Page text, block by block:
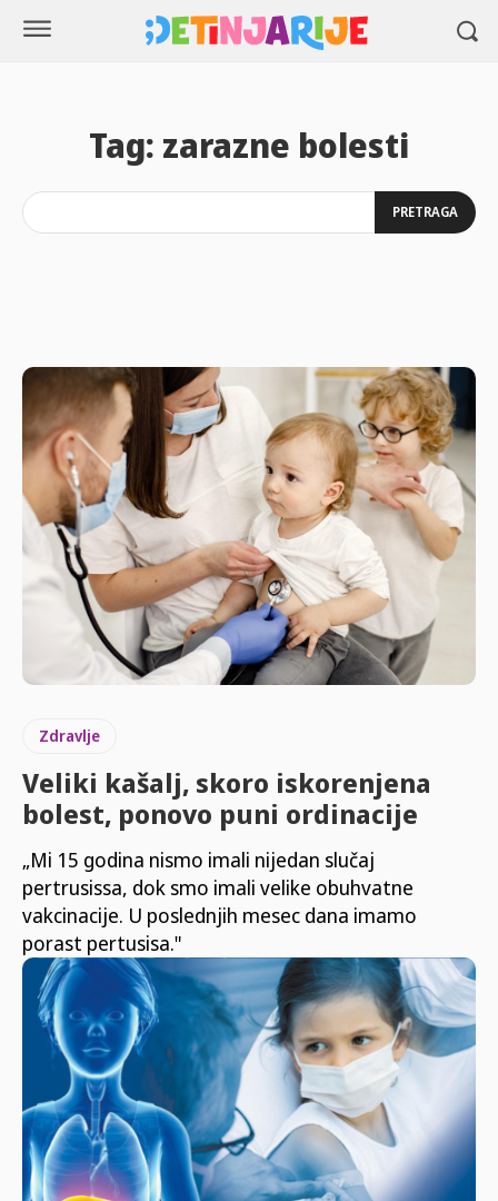
Tag: zarazne bolesti
PRETRAGA
Zdravlje
Veliki kašalj, skoro iskorenjena
bolest, ponovo puni ordinacije
„Mi 15 godina nismo imali nijedan slučaj
pertrusissa, dok smo imali velike obuhvatne
vakcinacije. U poslednjih mesec dana imamo
porast pertusisa."